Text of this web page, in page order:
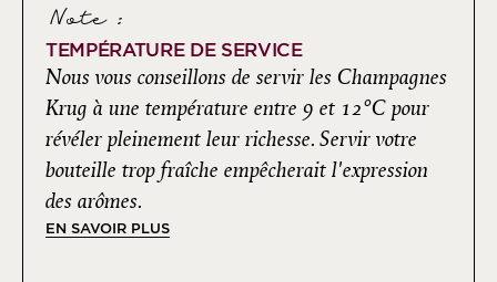
Note :
TEMPÉRATURE DE SERVICE
Nous vous conseillons de servir les Champagnes
Krug à une température entre 9 et 12°C pour
révéler pleinement leur richesse. Servir votre
bouteille trop fraîche empêcherait l'expression
des arômes.
EN SAVOIR PLUS